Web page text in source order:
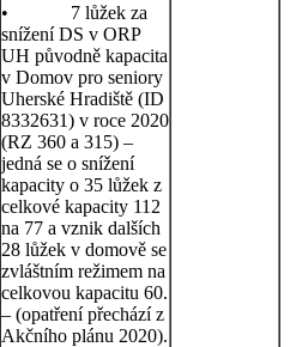
• 7 lůžek za
snížení DS v ORP
UH původně kapacita
v Domov pro seniory
Uherské Hradiště (ID
8332631) v roce 2020
(RZ 360 a 315) –
jedná se o snížení
kapacity o 35 lůžek z
celkové kapacity 112
na 77 a vznik dalších
28 lůžek v domově se
zvláštním režimem na
celkovou kapacitu 60.
– (opatření přechází z
Akčního plánu 2020).